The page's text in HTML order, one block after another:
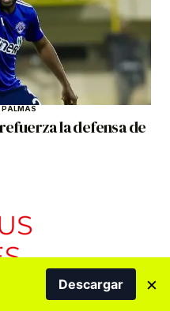
PALMAS
la defensa de
Descargar ×